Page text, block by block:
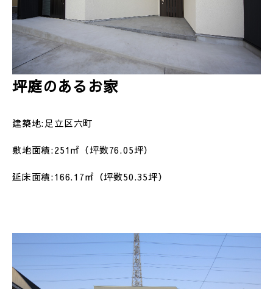
坪庭のあるお家
建築地:足立区六町
敷地面積:251㎡（坪数76.05坪）
延床面積:166.17㎡（坪数50.35坪）